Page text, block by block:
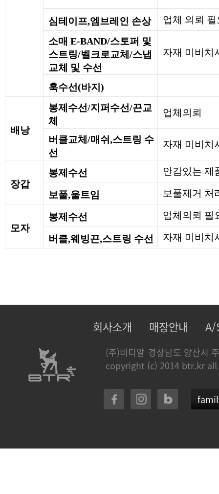
심테이프,엠브레인 손상
업체 의뢰
소매 E-BAND/스토퍼 및
스트링/벨크로교체/스냅
교체 및 수선
자재 미비치
훅수선(바지)
배낭
봉제수선/지퍼수선/끈교
체
업체의뢰
버클교체/매쉬,스트링 수
선
자재 미비치
장갑
봉제수선 안감있는 제
보풀,울트임 보풀제거 처
모자
봉제수선 업체의뢰 필
버클,웨빙끈,스트링 수선 자재 미비치
회사소개 매장안내 A/
(주)비티알 경상남도 양산시
copyright (c) 2014 btr.kr